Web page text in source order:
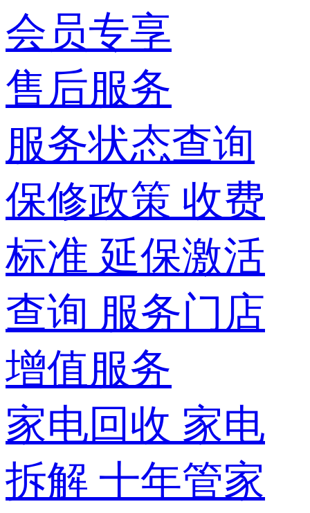
会员专享
售后服务
服务状态查询
保修政策 收费
标准 延保激活
查询 服务门店
增值服务
家电回收 家电
拆解 十年管家